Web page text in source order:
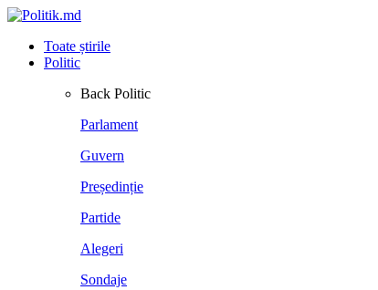
Toate știrile
Politic
Back Politic
Parlament
Guvern
Președinție
Partide
Alegeri
Sondaje